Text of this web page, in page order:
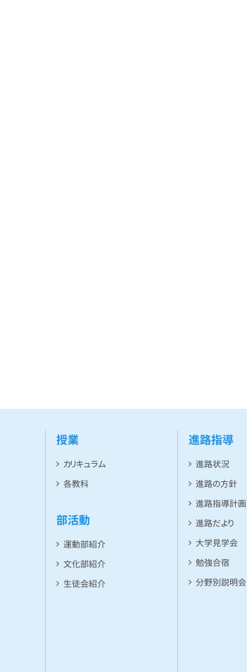
授業
カリキュラム
各教科
部活動
運動部紹介
文化部紹介
生徒会紹介
進路指導
進路状況
進路の方針
進路指導計画
進路だより
大学見学会
勉強合宿
分野別説明会